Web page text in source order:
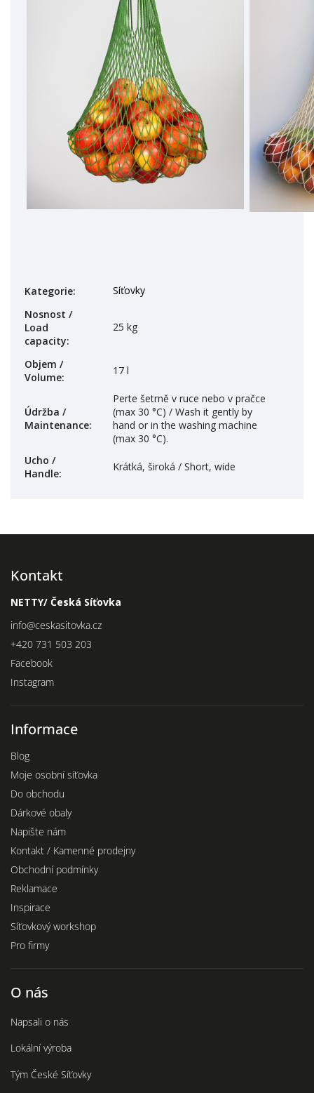
Kategorie:
Síťovky
Nosnost /
Load
capacity:
25 kg
Objem /
Volume:
17 l
Údržba /
Maintenance:
Perte šetrně v ruce nebo v pračce
(max 30 °C) / Wash it gently by
hand or in the washing machine
(max 30 °C).
Ucho /
Handle:
Krátká, široká / Short, wide
Kontakt
NETTY/ Česká Síťovka
info@ceskasitovka.cz
+420 731 503 203
Facebook
Instagram
Informace
Blog
Moje osobní síťovka
Do obchodu
Dárkové obaly
Napište nám
Kontakt / Kamenné prodejny
Obchodní podmínky
Reklamace
Inspirace
Síťovkový workshop
Pro firmy
O nás
Napsali o nás
Lokální výroba
Tým České Síťovky